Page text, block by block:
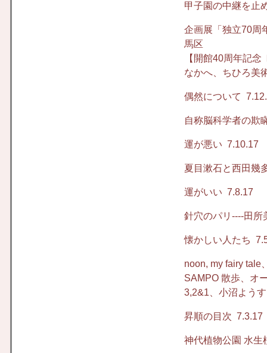
甲子園の中継を止
企画展「独立70周
馬区
【開館40周年記
なかへ、ちひろ美
偶然について
自称脳科学者の欺
運が悪い 7.10.17
夏目漱石と西田幾
運がいい 7.8.17
針穴のパリ----田所
懐かしい人たち
noon, my fairy tale
SAMPO 散歩、オ
3,2&1、小沼よう
昇順の目次 7.3.17
神代植物公園 水生